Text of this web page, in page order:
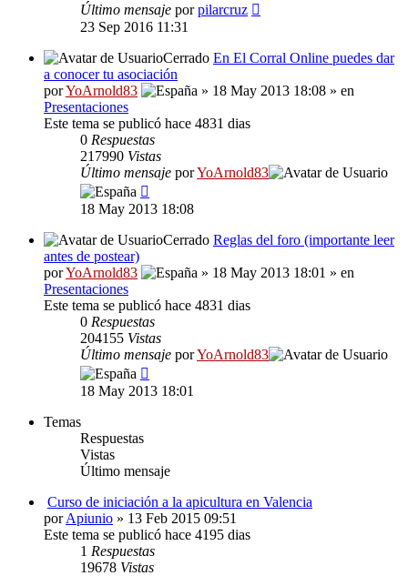
Último mensaje porpilarcruz
23 Sep 2016 11:31
Cerrado En El Corral Online puedes dar
a conocer tu asociación
porYoArnold83
» 18 May 2013 18:08 » en
Presentaciones
Este tema se publicó hace 4831 dias
0 Respuestas
217990 Vistas
Último mensaje porYoArnold83
18 May 2013 18:08
Cerrado Reglas del foro (importante leer
antes de postear)
porYoArnold83
» 18 May 2013 18:01 » en
Presentaciones
Este tema se publicó hace 4831 dias
0 Respuestas
204155 Vistas
Último mensaje porYoArnold83
18 May 2013 18:01
Temas
Respuestas
Vistas
Último mensaje
Curso de iniciación a la apicultura en Valencia
porApiunio » 13 Feb 2015 09:51
Este tema se publicó hace 4195 dias
1 Respuestas
19678 Vistas